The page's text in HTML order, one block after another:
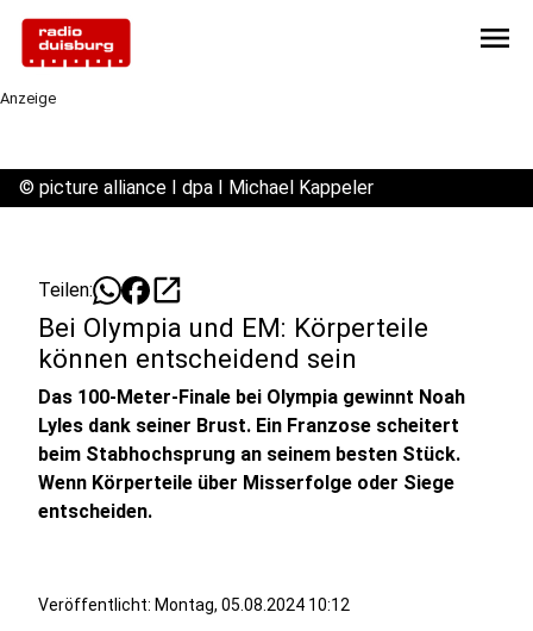
menu
Anzeige
© picture alliance I dpa I Michael Kappeler
Teilen: open_in_new
Bei Olympia und EM: Körperteile
können entscheidend sein
Das 100-Meter-Finale bei Olympia gewinnt Noah
Lyles dank seiner Brust. Ein Franzose scheitert
beim Stabhochsprung an seinem besten Stück.
Wenn Körperteile über Misserfolge oder Siege
entscheiden.
Veröffentlicht: Montag, 05.08.2024 10:12